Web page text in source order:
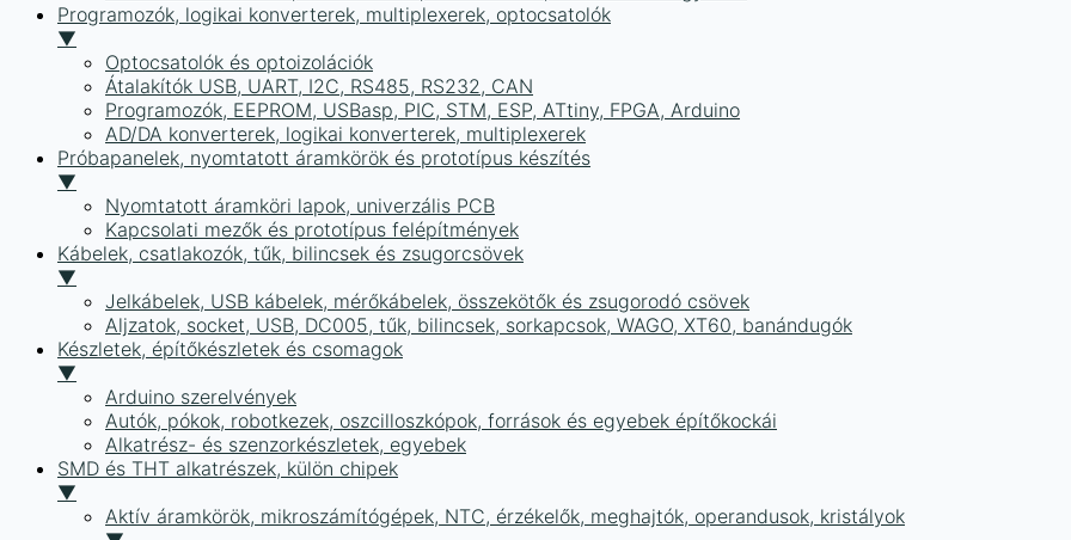
Programozók, logikai konverterek, multiplexerek, optocsatolók
▼
Optocsatolók és optoizolációk
Átalakítók USB, UART, I2C, RS485, RS232, CAN
Programozók, EEPROM, USBasp, PIC, STM, ESP, ATtiny, FPGA, Arduino
AD/DA konverterek, logikai konverterek, multiplexerek
Próbapanelek, nyomtatott áramkörök és prototípus készítés
▼
Nyomtatott áramköri lapok, univerzális PCB
Kapcsolati mezők és prototípus felépítmények
Kábelek, csatlakozók, tűk, bilincsek és zsugorcsövek
▼
Jelkábelek, USB kábelek, mérőkábelek, összekötők és zsugorodó csövek
Aljzatok, socket, USB, DC005, tűk, bilincsek, sorkapcsok, WAGO, XT60, banándugók
Készletek, építőkészletek és csomagok
▼
Arduino szerelvények
Autók, pókok, robotkezek, oszcilloszkópok, források és egyebek építőkockái
Alkatrész- és szenzorkészletek, egyebek
SMD és THT alkatrészek, külön chipek
▼
Aktív áramkörök, mikroszámítógépek, NTC, érzékelők, meghajtók, operandusok, kristályok